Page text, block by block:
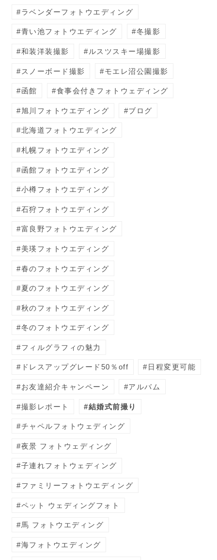
ラベンダーフォトウエディング
青い池フォトウエディング 冬撮影
和装洋装撮影 ルスツスキー場撮影
スノーボード撮影 モエレ沼公園撮影
函館 食事会付きフォトウェディング
旭川フォトウエディング ブログ
北海道フォトウエディング
札幌フォトウエディング
函館フォトウエディング
小樽フォトウエディング
石狩フォトウエディング
富良野フォトウエディング
美瑛フォトウエディング
春のフォトウエディング
夏のフォトウエディング
秋のフォトウエディング
冬のフォトウエディング
フィルグラフィの魅力
ドレスアップグレード50％off 日程変更可能
お友達紹介キャンペーン アルバム
撮影レポート 結婚式前撮り
チャペルフォトウェディング
夜景 フォトウェディング
子連れフォトウェディング
ファミリーフォトウエディング
ペット ウェディングフォト
馬 フォトウエディング
海フォトウエディング